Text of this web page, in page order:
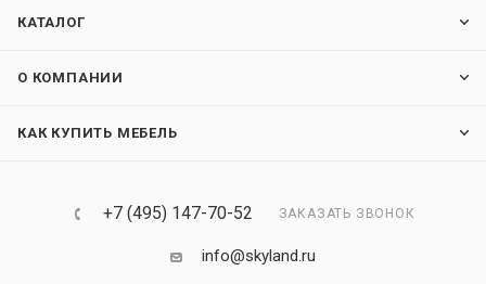
КАТАЛОГ
О КОМПАНИИ
КАК КУПИТЬ МЕБЕЛЬ
+7 (495) 147-70-52 ЗАКАЗАТЬ ЗВОНОК
info@skyland.ru